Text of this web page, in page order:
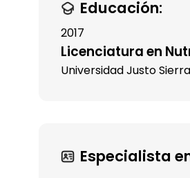
Educación:
2017
Licenciatura en
Universidad Justo Sierra
Especialista